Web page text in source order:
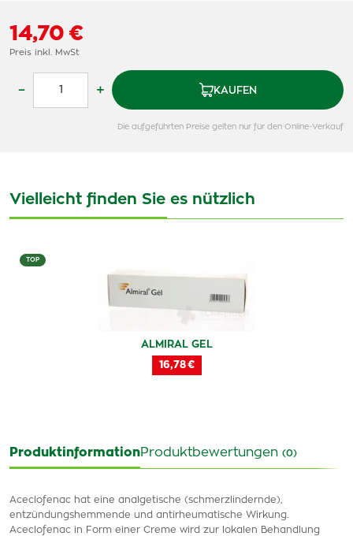
14,70 €
Preis inkl. MwSt
– + KAUFEN
Die aufgeführten Preise gelten nur für den Online-Verkauf
Vielleicht finden Sie es nützlich
TOP
ALMIRAL GEL
16,78 €
ProduktinformationProduktbewertungen (0)
Aceclofenac hat eine analgetische (schmerzlindernde),
entzündungshemmende und antirheumatische Wirkung.
Aceclofenac in Form einer Creme wird zur lokalen Behandlung